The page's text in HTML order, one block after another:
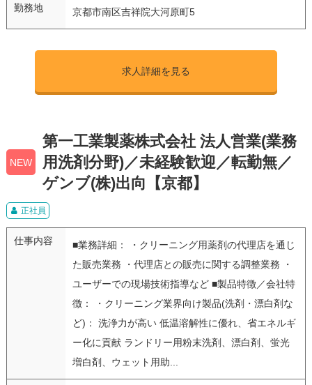
勤務地 京都市南区吉祥院大河原町5
求人詳細を見る
NEW
第一工業製薬株式会社 法人営業(業務
用洗剤分野)／未経験歓迎／転勤無／
ゲンブ(株)出向【京都】
正社員
仕事内容
■業務詳細： ・クリーニング用薬剤の代理店を通じ
た販売業務 ・代理店との販売に関する調整業務 ・
ユーザーでの現場技術指導など ■製品特徴／会社特
徴： ・クリーニング業界向け製品(洗剤・漂白剤な
ど)： 洗浄力が高い 低温溶解性に優れ、省エネルギ
ー化に貢献 ランドリー用粉末洗剤、漂白剤、蛍光
増白剤、ウェット用助...